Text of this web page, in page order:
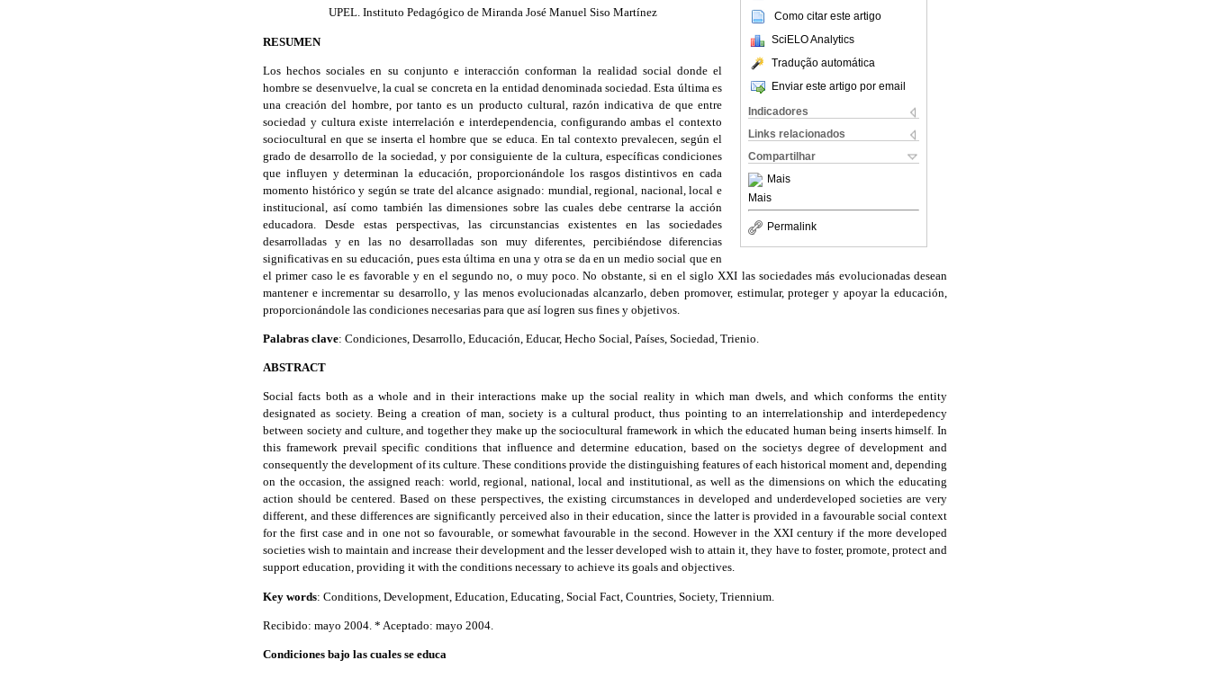
Como citar este artigo
SciELO Analytics
Tradução automática
Enviar este artigo por email
Indicadores
Links relacionados
Compartilhar
Mais
Mais
Permalink
UPEL. Instituto Pedagógico de Miranda José Manuel Siso Martínez
RESUMEN
Los hechos sociales en su conjunto e interacción conforman la realidad social donde el
hombre se desenvuelve, la cual se concreta en la entidad denominada sociedad. Esta última es
una creación del hombre, por tanto es un producto cultural, razón indicativa de que entre
sociedad y cultura existe interrelación e interdependencia, configurando ambas el contexto
sociocultural en que se inserta el hombre que se educa. En tal contexto prevalecen, según el
grado de desarrollo de la sociedad, y por consiguiente de la cultura, específicas condiciones
que influyen y determinan la educación, proporcionándole los rasgos distintivos en cada
momento histórico y según se trate del alcance asignado: mundial, regional, nacional, local e
institucional, así como también las dimensiones sobre las cuales debe centrarse la acción
educadora. Desde estas perspectivas, las circunstancias existentes en las sociedades
desarrolladas y en las no desarrolladas son muy diferentes, percibiéndose diferencias
significativas en su educación, pues esta última en una y otra se da en un medio social que en
el primer caso le es favorable y en el segundo no, o muy poco. No obstante, si en el siglo XXI las sociedades más evolucionadas desean
mantener e incrementar su desarrollo, y las menos evolucionadas alcanzarlo, deben promover, estimular, proteger y apoyar la educación,
proporcionándole las condiciones necesarias para que así logren sus fines y objetivos.
Palabras clave: Condiciones, Desarrollo, Educación, Educar, Hecho Social, Países, Sociedad, Trienio.
ABSTRACT
Social facts both as a whole and in their interactions make up the social reality in which man dwels, and which conforms the entity
designated as society. Being a creation of man, society is a cultural product, thus pointing to an interrelationship and interdepedency
between society and culture, and together they make up the sociocultural framework in which the educated human being inserts himself. In
this framework prevail specific conditions that influence and determine education, based on the societys degree of development and
consequently the development of its culture. These conditions provide the distinguishing features of each historical moment and, depending
on the occasion, the assigned reach: world, regional, national, local and institutional, as well as the dimensions on which the educating
action should be centered. Based on these perspectives, the existing circumstances in developed and underdeveloped societies are very
different, and these differences are significantly perceived also in their education, since the latter is provided in a favourable social context
for the first case and in one not so favourable, or somewhat favourable in the second. However in the XXI century if the more developed
societies wish to maintain and increase their development and the lesser developed wish to attain it, they have to foster, promote, protect and
support education, providing it with the conditions necessary to achieve its goals and objectives.
Key words: Conditions, Development, Education, Educating, Social Fact, Countries, Society, Triennium.
Recibido: mayo 2004. * Aceptado: mayo 2004.
Condiciones bajo las cuales se educa